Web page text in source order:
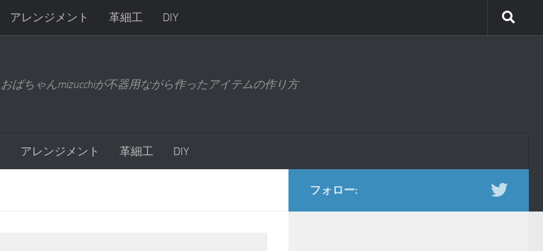
アレンジメント 革細工 DIY
おばちゃんmizucchiが不器用ながら作ったアイテムの作り方
アレンジメント 革細工 DIY
フォロー: